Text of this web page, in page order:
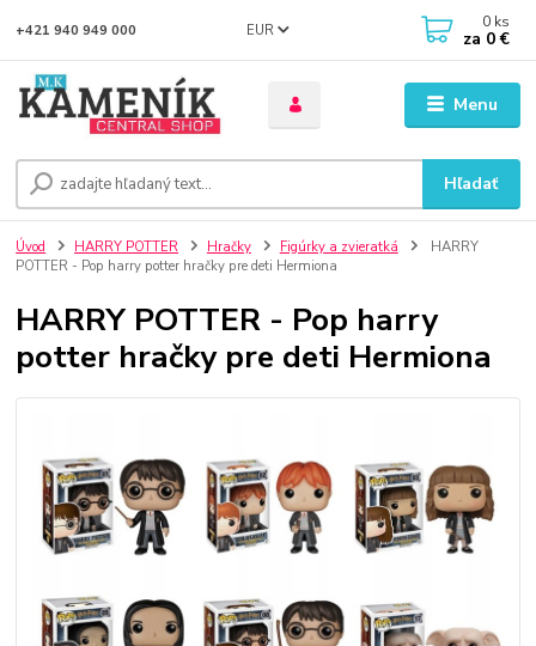
Menu
EUR
Hľadať
+421 940 949 000 0 ks
za 0 €
Úvod HARRY POTTER Hračky Figúrky a zvieratká
HARRY
POTTER - Pop harry potter hračky pre deti Hermiona
HARRY POTTER - Pop harry
potter hračky pre deti Hermiona